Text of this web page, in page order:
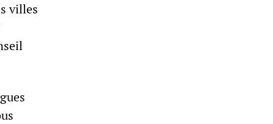
villes